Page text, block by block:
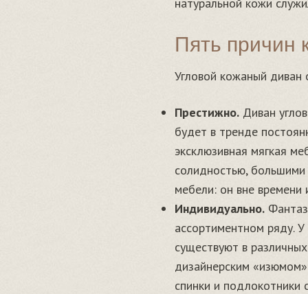
Пять причин
Угловой кожаный диван
Престижно. Диван
будет в тренде
эксклюзивная мягкая
солидностью, большими
мебели: он вне
Индивидуально.
ассортиментном ряду.
существуют в
дизайнерским
спинки и